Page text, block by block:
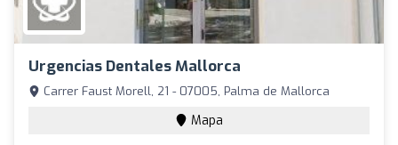
Urgencias Dentales Mallorca
Carrer Faust Morell, 21 - 07005, Palma de Mallorca
Mapa